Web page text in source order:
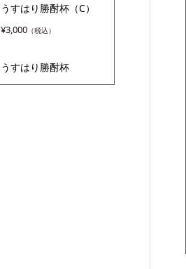
うすはり勝酎杯（C）
¥3,000
うすはり勝酎杯